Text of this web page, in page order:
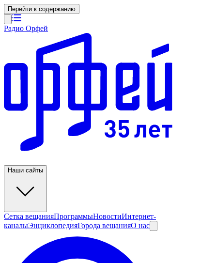
Перейти к содержанию
Радио Орфей
Наши сайты
Сетка вещанияПрограммыНовостиИнтернет-
каналыЭнциклопедияГорода вещанияО нас